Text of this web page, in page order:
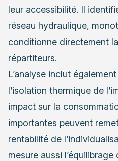
leur accessibilité. Il
réseau hydraulique,
conditionne directement
répartiteurs.
L’analyse inclut
l’isolation thermique de
impact sur la
importantes peuvent
rentabilité de
mesure aussi